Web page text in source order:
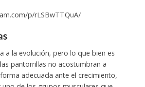
p/rLSBwTTQuA/
a la evolución, pero lo que bien es
pantorrillas no acostumbran a
adecuada ante el crecimiento,